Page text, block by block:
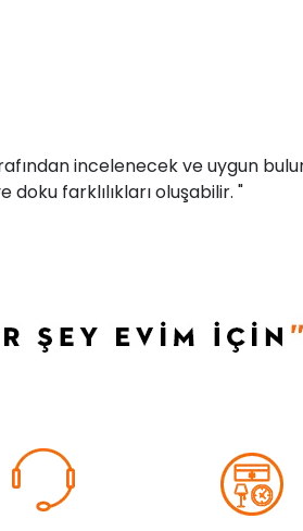
incelenecek ve uygun
farklılıkları oluşabilir. "